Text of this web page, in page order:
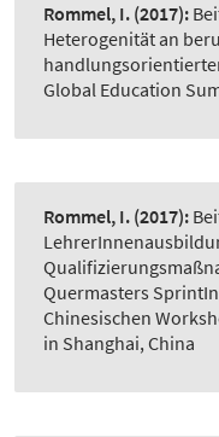
Rommel, I. (2017):
Heterogenität an
Global Education
Rommel, I. (2017):
Quermasters
Chinesischen
in Shanghai, China